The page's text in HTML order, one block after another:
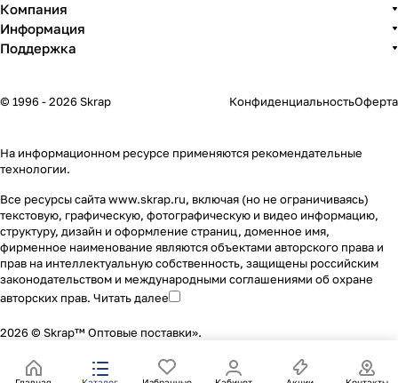
Компания
Информация
Поддержка
© 1996 - 2026 Skrap КонфиденциальностьОферта
На информационном ресурсе применяются рекомендательные
технологии.
Все ресурсы сайта www.skrap.ru, включая (но не ограничиваясь)
текстовую, графическую, фотографическую и видео информацию,
структуру, дизайн и оформление страниц, доменное имя,
фирменное наименование являются объектами авторского права и
прав на интеллектуальную собственность, защищены российским
законодательством и международными соглашениями об охране
авторских прав. Читать далее
2026 © Skrap™ Оптовые поставки».